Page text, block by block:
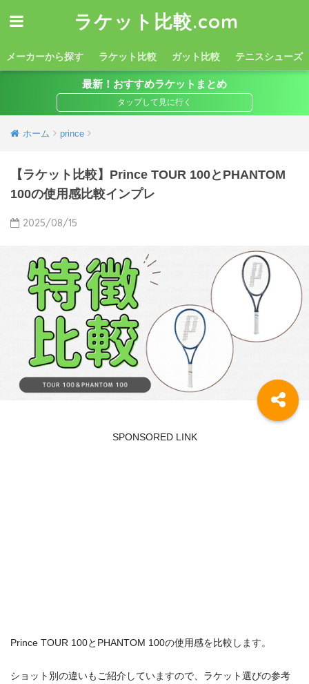
ラケット比較.com
メーカーから探す ラケット比較 ガット比較 テニスシューズ
最新！おすすめラケットまとめ
ホーム prince
【ラケット比較】Prince TOUR 100とPHANTOM
100の使用感比較インプレ
2025/08/15
SPONSORED LINK
Prince TOUR 100とPHANTOM 100の使用感を比較します。
ショット別の違いもご紹介していますので、ラケット選びの参考